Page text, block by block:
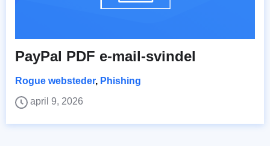
PayPal PDF e-mail-svindel
Rogue websteder, Phishing
april 9, 2026